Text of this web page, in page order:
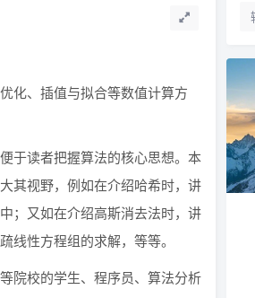
化、插值与拟合等数值计算方
于读者把握算法的核心思想。本
其视野，例如在介绍哈希时，讲
；又如在介绍高斯消去法时，讲
线性方程组的求解，等等。
院校的学生、程序员、算法分析